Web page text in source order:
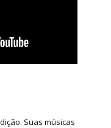
Suas músicas